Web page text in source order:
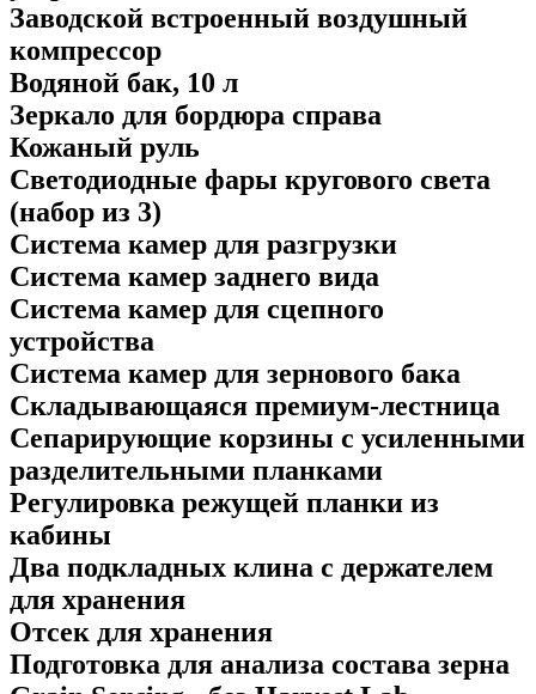
Заводской встроенный воздушный
компрессор
Водяной бак, 10 л
Зеркало для бордюра справа
Кожаный руль
Светодиодные фары кругового света
(набор из 3)
Система камер для разгрузки
Система камер заднего вида
Система камер для сцепного
устройства
Система камер для зернового бака
Складывающаяся премиум-лестница
Сепарирующие корзины с усиленными
разделительными планками
Регулировка режущей планки из
кабины
Два подкладных клина с держателем
для хранения
Отсек для хранения
Подготовка для анализа состава зерна